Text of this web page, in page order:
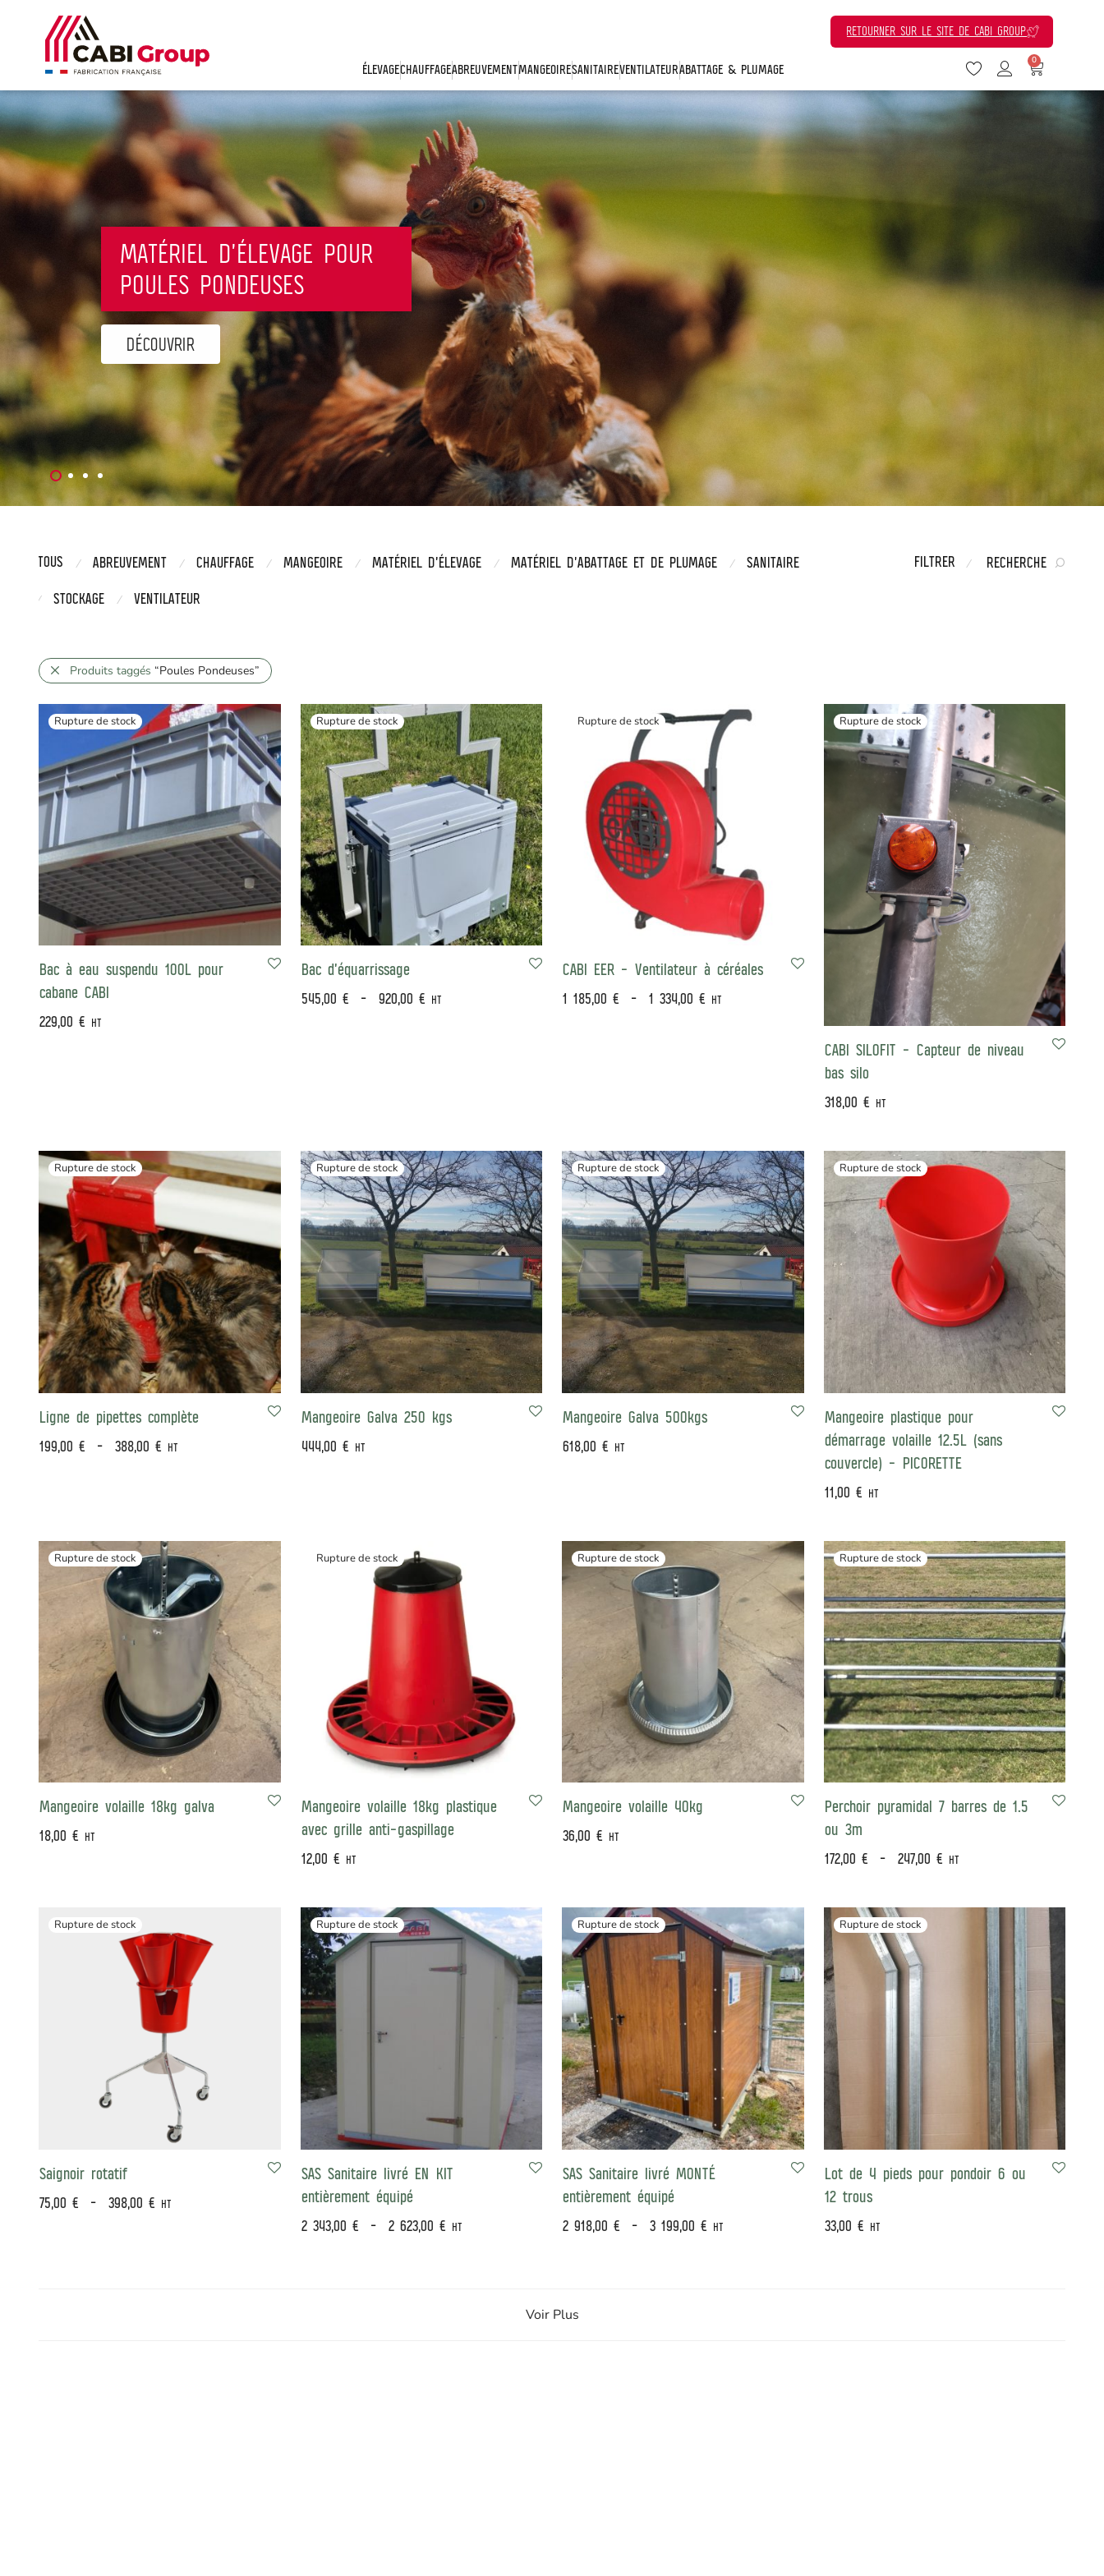
RETOURNER SUR LE SITE DE CABI GROUP
ÉLEVAGECHAUFFAGEABREUVEMENTMANGEOIRESANITAIREVENTILATEURABATTAGE & PLUMAGE
0
MATÉRIEL D'ÉLEVAGE POUR
POULES PONDEUSES
DÉCOUVRIR
FILTRER ⁄ RECHERCHE
TOUS ⁄ ABREUVEMENT ⁄ CHAUFFAGE ⁄ MANGEOIRE ⁄ MATÉRIEL D'ÉLEVAGE ⁄ MATÉRIEL D’ABATTAGE ET DE PLUMAGE ⁄ SANITAIRE
⁄ STOCKAGE ⁄ VENTILATEUR
Produits taggés “Poules Pondeuses”
Bac à eau suspendu 100L pour
cabane CABI
229,00€ HT
Bac d’équarrissage
545,00€ – 920,00€ HT
CABI EER – Ventilateur à céréales
1 185,00€ – 1 334,00€ HT
CABI SILOFIT – Capteur de niveau
bas silo
318,00€ HT
Ligne de pipettes complète
199,00€ – 388,00€ HT
Mangeoire Galva 250 kgs
444,00€ HT
Mangeoire Galva 500kgs
618,00€ HT
Mangeoire plastique pour
démarrage volaille 12.5L (sans
couvercle) – PICORETTE
11,00€ HT
Mangeoire volaille 18kg galva
18,00€ HT
Mangeoire volaille 18kg plastique
avec grille anti-gaspillage
12,00€ HT
Mangeoire volaille 40kg
36,00€ HT
Perchoir pyramidal 7 barres de 1.5
ou 3m
172,00€ – 247,00€ HT
Saignoir rotatif
75,00€ – 398,00€ HT
SAS Sanitaire livré EN KIT
entièrement équipé
2 343,00€ – 2 623,00€ HT
SAS Sanitaire livré MONTÉ
entièrement équipé
2 918,00€ – 3 199,00€ HT
Lot de 4 pieds pour pondoir 6 ou
12 trous
33,00€ HT
Voir Plus